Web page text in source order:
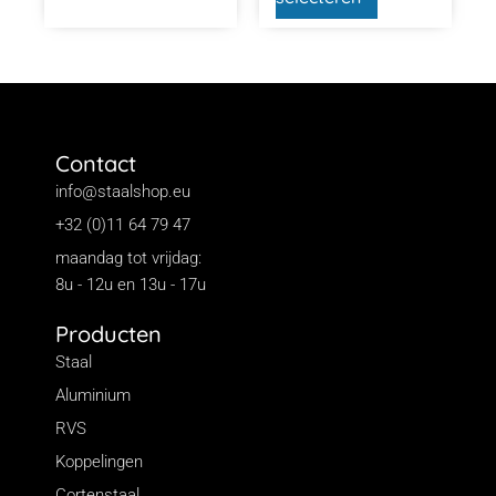
Contact
info@staalshop.eu
+32 (0)11 64 79 47
maandag tot vrijdag:
8u - 12u en 13u - 17u
Producten
Staal
Aluminium
RVS
Koppelingen